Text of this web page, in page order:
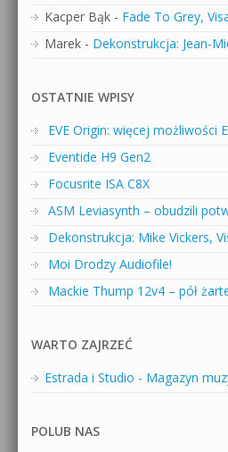
Kacper Bąk - Fade To Grey,
Marek - Dekonstrukcja: Jean-
OSTATNIE WPISY
EVE Origin: więcej możliwości
Eventide H9 Gen2
Focusrite ISA C8X
ASM Leviasynth – obudzili
Dekonstrukcja: Mike Vickers,
Moi Drodzy Audiofile!
Mackie Thump 12v4 – pół
WARTO ZAJRZEĆ
Estrada i Studio - Magazyn
POLUB NAS